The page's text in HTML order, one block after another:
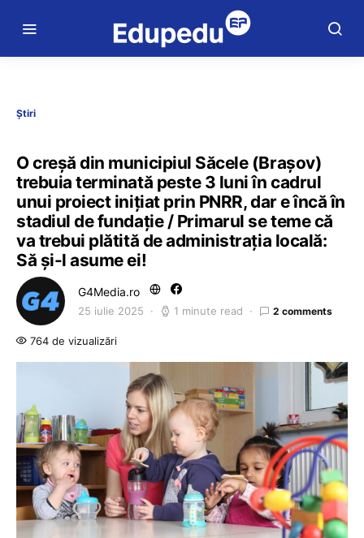
Știri
O creșă din municipiul Săcele (Brașov)
trebuia terminată peste 3 luni în cadrul
unui proiect inițiat prin PNRR, dar e încă în
stadiul de fundație / Primarul se teme că
va trebui plătită de administrația locală:
Să și-l asume ei!
G4Media.ro
25 iulie 2025 1 minute read 2 comments
764 de vizualizări